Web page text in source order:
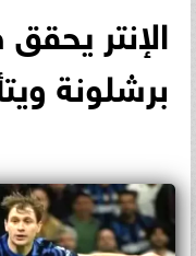
الإنتر
برشلونة